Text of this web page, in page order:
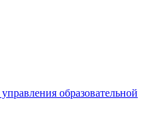
образовательной